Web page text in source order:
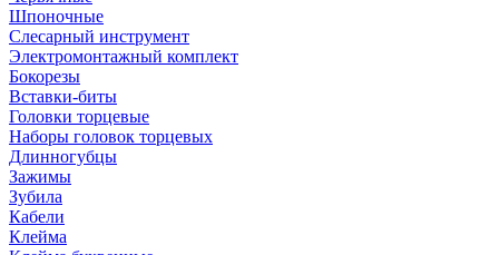
Шпоночные
Слесарный инструмент
Электромонтажный комплект
Бокорезы
Вставки-биты
Головки торцевые
Наборы головок торцевых
Длинногубцы
Зажимы
Зубила
Кабели
Клейма